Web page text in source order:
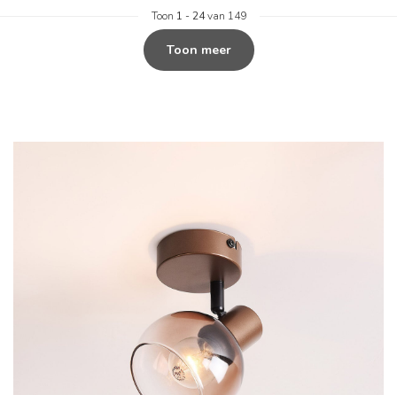
Toon 1 - 24van 149
Toon meer